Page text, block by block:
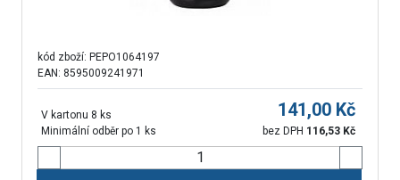
kód zboží: PEPO1064197
EAN: 8595009241971
V kartonu 8 ks
Minimální odběr po 1 ks
141,00 Kč
bez DPH 116,53 Kč